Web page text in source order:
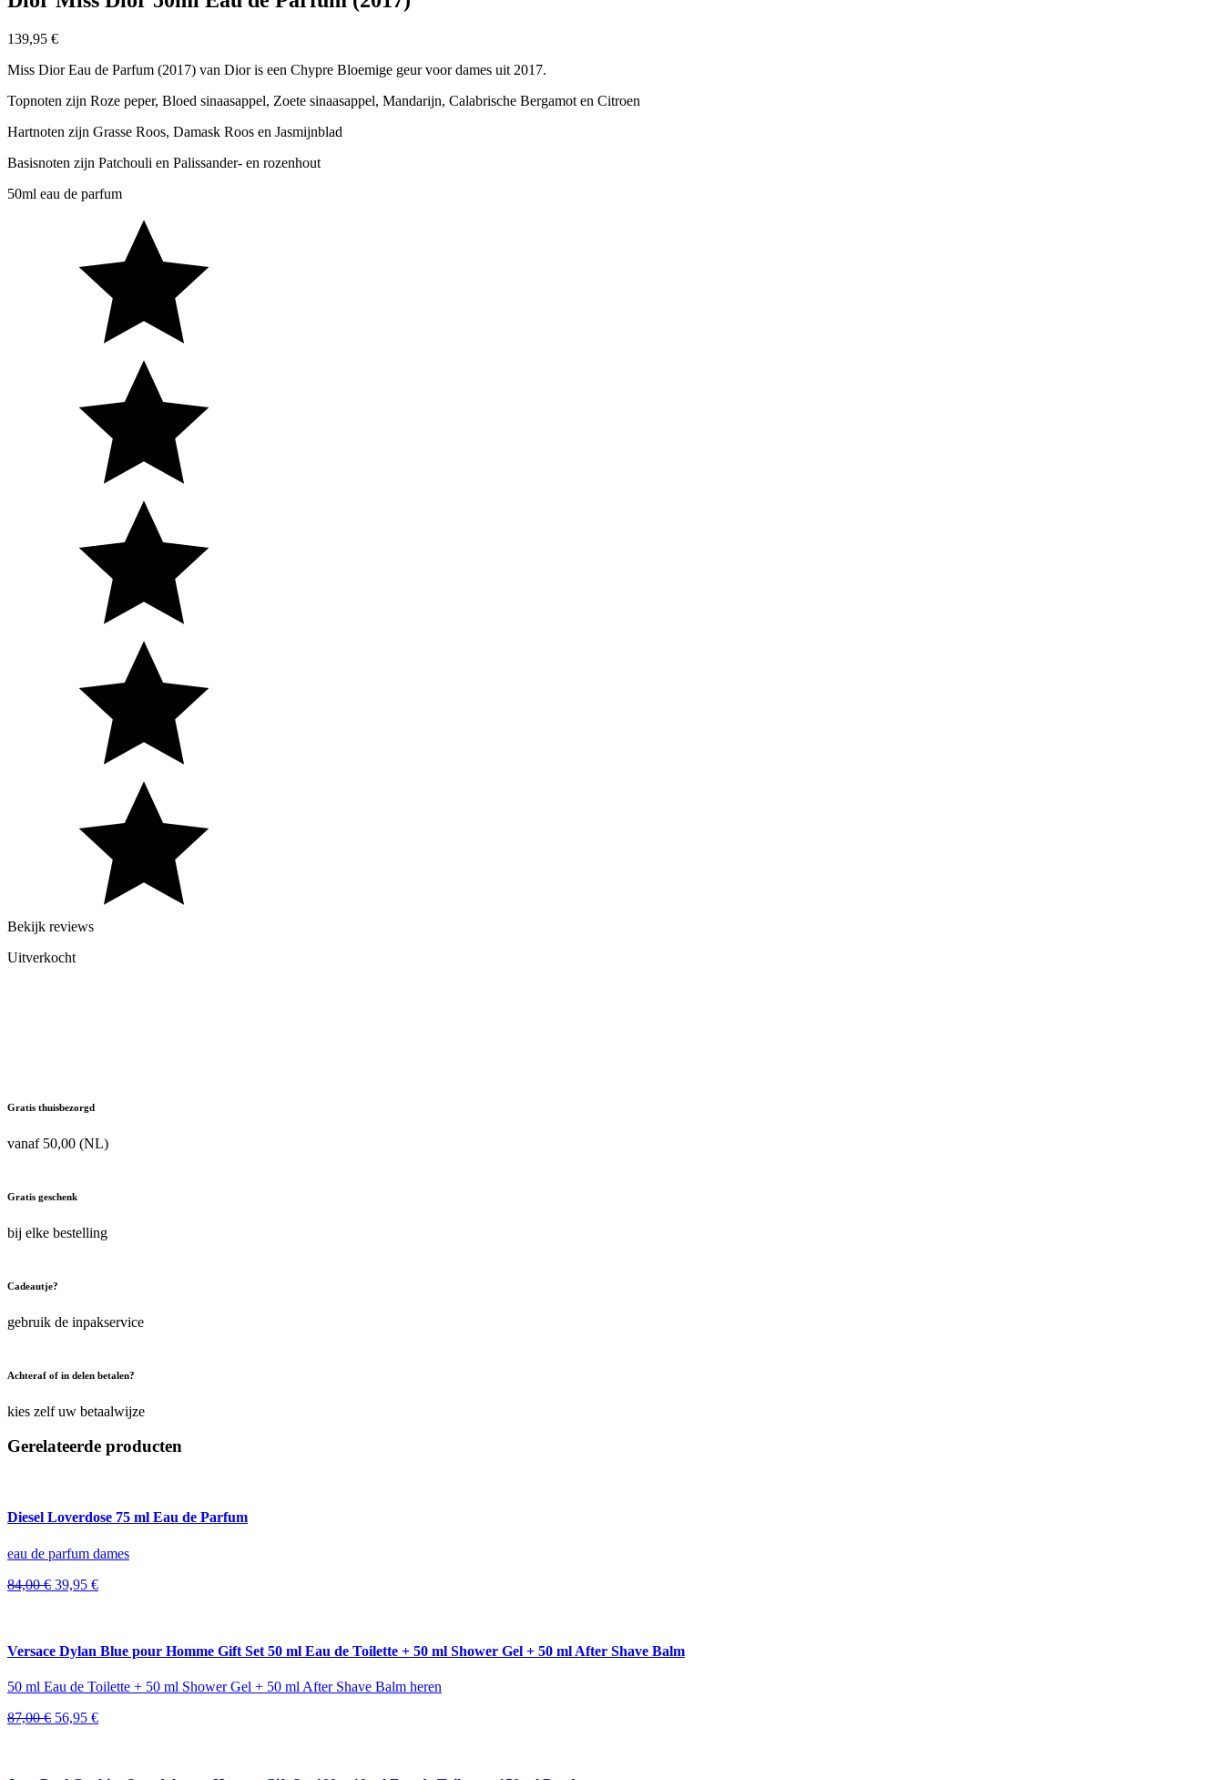
139,95 €
Miss Dior Eau de Parfum (2017) van Dior is een Chypre Bloemige geur voor dames uit 2017.
Topnoten zijn Roze peper, Bloed sinaasappel, Zoete sinaasappel, Mandarijn, Calabrische Bergamot en Citroen
Hartnoten zijn Grasse Roos, Damask Roos en Jasmijnblad
Basisnoten zijn Patchouli en Palissander- en rozenhout
50ml eau de parfum
Bekijk reviews
Uitverkocht
Gratis thuisbezorgd
vanaf 50,00 (NL)
Gratis geschenk
bij elke bestelling
Cadeautje?
gebruik de inpakservice
Achteraf of in delen betalen?
kies zelf uw betaalwijze
Gerelateerde producten
Diesel Loverdose 75 ml Eau de Parfum
eau de parfum dames
84,00€ Oorspronkelijke
39,95 €Huidige
Versace Dylan Blue pour Homme Gift Set 50 ml Eau de Toilette + 50 ml Shower Gel + 50 ml After Shave Balm
50 ml Eau de Toilette + 50 ml Shower Gel + 50 ml After Shave Balm heren
87,00€ Oorspronkelijke
56,95 €Huidige